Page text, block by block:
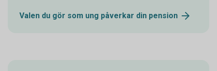
Valen du gör som ung påverkar din pension